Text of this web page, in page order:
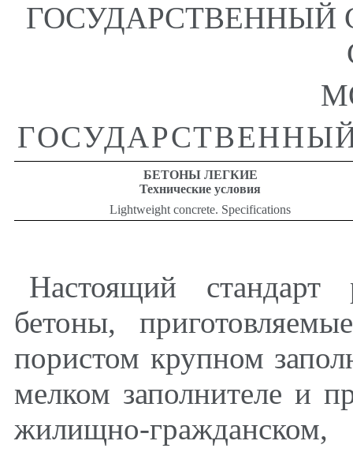
ГОСУДАРСТВЕННЫЙ
БЕТОНЫ ЛЕГКИЕ
Технические условия
Lightweight concrete. Specifications
Настоящий стандарт
бетоны,
пористом крупном
мелком заполнителе и
жилищно-гражданском,